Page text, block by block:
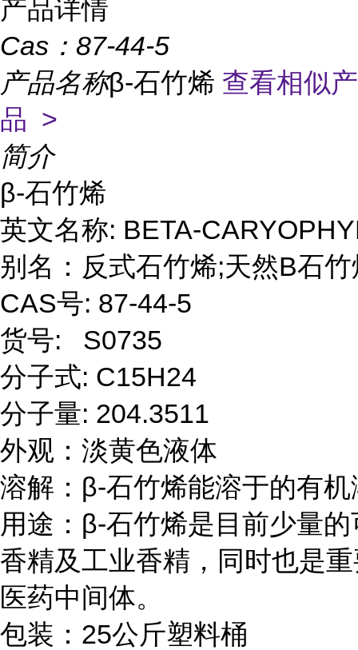
产品详情
Cas： 87-44-5
产品名称β-石竹烯 查看相似产
品 >
简介
β-石竹烯
英文名称: BETA-
别名：反式石竹烯;天然Β石竹
CAS号: 87-44-5
货号:   S0735
分子式: C15H24
分子量: 204.3511
外观：淡黄色液体
溶解：β-石竹烯能溶于的有
用途：β-石竹烯是目前少量
香精及工业香精，同时也是
医药中间体。
包装：25公斤塑料桶